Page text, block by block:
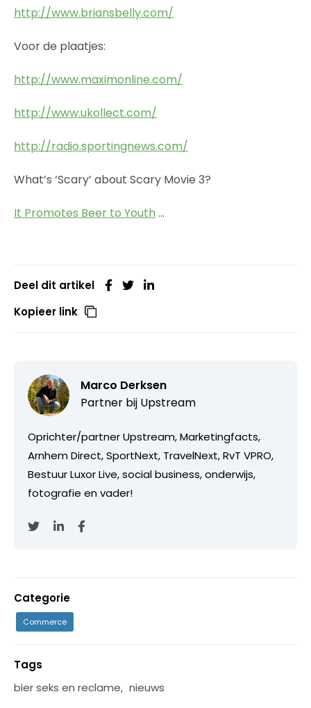
http://www.briansbelly.com/
Voor de plaatjes:
http://www.maximonline.com/
http://www.ukollect.com/
http://radio.sportingnews.com/
What’s ‘Scary’ about Scary Movie 3?
It Promotes Beer to Youth …
Deel dit artikel
Kopieer link
Marco Derksen
Partner bij Upstream
Oprichter/partner Upstream, Marketingfacts,
Arnhem Direct, SportNext, TravelNext, RvT VPRO,
Bestuur Luxor Live, social business, onderwijs,
fotografie en vader!
Categorie
Commerce
Tags
bier seks en reclame, nieuws